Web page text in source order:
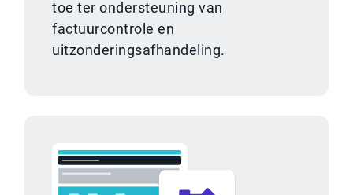
toe ter ondersteuning van
factuurcontrole en
uitzonderingsafhandeling.